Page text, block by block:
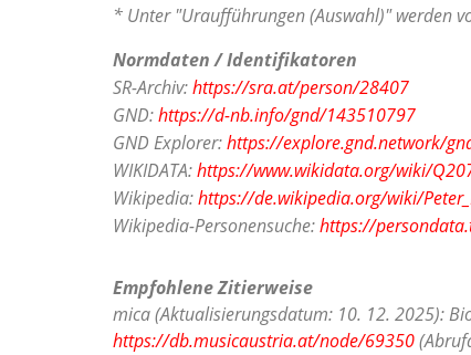
* Unter "Uraufführungen (Auswahl)" werden
Normdaten / Identifikatoren
SR-Archiv:https://sra.at/person/28407
GND:https://d-nb.info/gnd/143510797
GND Explorer:https://explore.gnd.network/
WIKIDATA:https://www.wikidata.org/wiki/
Wikipedia:https://de.wikipedia.org/wiki/
Wikipedia-Personensuche:https://
Empfohlene Zitierweise
mica (Aktualisierungsdatum: 10. 12. 2025):
https://db.musicaustria.at/node/69350